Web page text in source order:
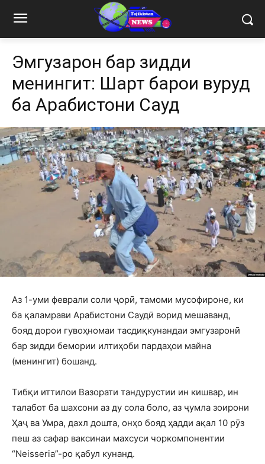
Эмгузаронӣ бар зидди
менингит: Шарт барои вуруд
ба Арабистони Саудӣ
Аз 1-уми феврали соли ҷорӣ, тамоми мусофироне, ки
ба қаламрави Арабистони Саудӣ ворид мешаванд,
бояд дорои гувоҳномаи тасдиқкунандаи эмгузаронӣ
бар зидди бемории илтиҳоби пардаҳои майна
(менингит) бошанд.
Тибқи иттилои Вазорати тандурустии ин кишвар, ин
талабот ба шахсони аз ду сола боло, аз ҷумла зоирони
Ҳаҷ ва Умра, дахл дошта, онҳо бояд ҳадди ақал 10 рӯз
пеш аз сафар ваксинаи махсуси чоркомпонентии
“Neisseria”-ро қабул кунанд.